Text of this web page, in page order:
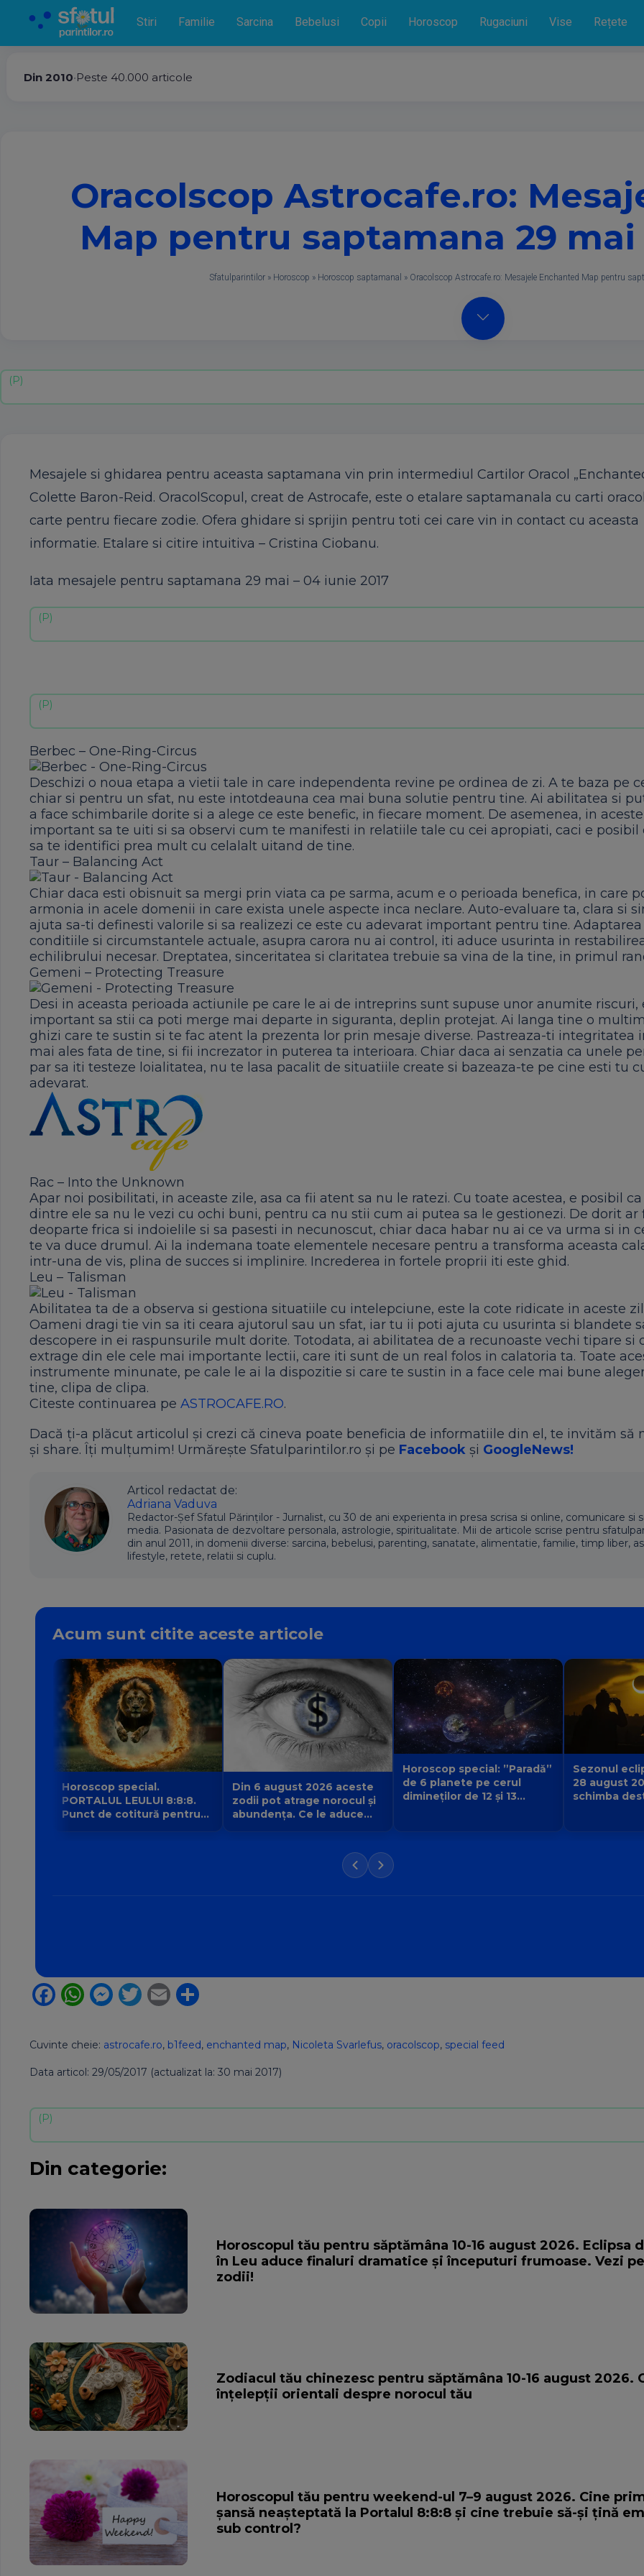
Stiri Familie Sarcina Bebelusi Copii Horoscop Rugaciuni Vise Rețete
Din 2010•Peste 40.000 articole
Oracolscop Astrocafe.ro:
Map pentru saptamana 29 mai
Sfatulparintilor » Horoscop » Horoscop saptamanal » Oracolscop Astrocafe.ro: Mesajele Enchanted Map pentru
Mesajele si ghidarea pentru aceasta saptamana vin prin intermediul Cartilor Oracol
Colette Baron-Reid. OracolScopul, creat de Astrocafe, este o etalare saptamanala cu carti
carte pentru fiecare zodie. Ofera ghidare si sprijin pentru toti cei care vin in contact cu aceasta
informatie. Etalare si citire intuitiva – Cristina Ciobanu.
Iata mesajele pentru saptamana 29 mai – 04 iunie 2017
Berbec – One-Ring-Circus
Deschizi o noua etapa a vietii tale in care independenta revine pe ordinea de zi. A te baza pe
chiar si pentru un sfat, nu este intotdeauna cea mai buna solutie pentru tine. Ai abilitatea si
a face schimbarile dorite si a alege ce este benefic, in fiecare moment. De asemenea, in
important sa te uiti si sa observi cum te manifesti in relatiile tale cu cei apropiati, caci e posibil
sa te identifici prea mult cu celalalt uitand de tine.
Taur – Balancing Act
Chiar daca esti obisnuit sa mergi prin viata ca pe sarma, acum e o perioada benefica, in care
armonia in acele domenii in care exista unele aspecte inca neclare. Auto-evaluare ta, clara si
ajuta sa-ti definesti valorile si sa realizezi ce este cu adevarat important pentru tine. Adaptarea
conditiile si circumstantele actuale, asupra carora nu ai control, iti aduce usurinta in
echilibrului necesar. Dreptatea, sinceritatea si claritatea trebuie sa vina de la tine, in primul
Gemeni – Protecting Treasure
Desi in aceasta perioada actiunile pe care le ai de intreprins sunt supuse unor anumite riscuri,
important sa stii ca poti merge mai departe in siguranta, deplin protejat. Ai langa tine o
ghizi care te sustin si te fac atent la prezenta lor prin mesaje diverse. Pastreaza-ti integritatea
mai ales fata de tine, si fii increzator in puterea ta interioara. Chiar daca ai senzatia ca unele
par sa iti testeze loialitatea, nu te lasa pacalit de situatiile create si bazeaza-te pe cine esti tu
adevarat.
Rac – Into the Unknown
Apar noi posibilitati, in aceaste zile, asa ca fii atent sa nu le ratezi. Cu toate acestea, e posibil
dintre ele sa nu le vezi cu ochi buni, pentru ca nu stii cum ai putea sa le gestionezi. De dorit ar
deoparte frica si indoielile si sa pasesti in necunoscut, chiar daca habar nu ai ce va urma si in
te va duce drumul. Ai la indemana toate elementele necesare pentru a transforma aceasta
intr-una de vis, plina de succes si implinire. Increderea in fortele proprii iti este ghid.
Leu – Talisman
Abilitatea ta de a observa si gestiona situatiile cu intelepciune, este la cote ridicate in aceste
Oameni dragi tie vin sa iti ceara ajutorul sau un sfat, iar tu ii poti ajuta cu usurinta si blandete
descopere in ei raspunsurile mult dorite. Totodata, ai abilitatea de a recunoaste vechi tipare si
extrage din ele cele mai importante lectii, care iti sunt de un real folos in calatoria ta. Toate
instrumente minunate, pe cale le ai la dispozitie si care te sustin in a face cele mai bune
tine, clipa de clipa.
Citeste continuarea pe ASTROCAFE.RO.
Dacă ți-a plăcut articolul și crezi că cineva poate beneficia de informatiile din el, te invităm să
și share. Îți mulțumim! Urmărește Sfatulparintilor.ro și pe Facebook și GoogleNews!
Articol redactat de:
Adriana Vaduva
Redactor-Șef Sfatul Părinților - Jurnalist, cu 30 de ani experienta in presa scrisa si online, comunicare si
media. Pasionata de dezvoltare personala, astrologie, spiritualitate. Mii de articole scrise pentru
din anul 2011, in domenii diverse: sarcina, bebelusi, parenting, sanatate, alimentatie, familie, timp liber,
lifestyle, retete, relatii si cuplu.
Acum sunt citite aceste articole
Horoscop special.
PORTALUL LEULUI 8:8:8.
Punct de cotitură pentru
Din 6 august 2026 aceste
zodii pot atrage norocul și
abundența. Ce le aduce
Horoscop special: ”Paradă”
de 6 planete pe cerul
dimineților de 12 și 13
Sezonul
28 august
schimba
Facebook
WhatsApp
Messenger
Twitter
Email
Cuvinte cheie: astrocafe.ro, b1feed, enchanted map, Nicoleta Svarlefus, oracolscop, special feed
Data articol: 29/05/2017 (actualizat la: 30 mai 2017)
Din categorie:
Horoscopul tău pentru săptămâna 10-16 august 2026. Eclipsa
în Leu aduce finaluri dramatice și începuturi frumoase. Vezi
zodii!
Zodiacul tău chinezesc pentru săptămâna 10-16 august 2026.
înțelepții orientali despre norocul tău
Horoscopul tău pentru weekend-ul 7–9 august 2026. Cine
șansă neașteptată la Portalul 8:8:8 și cine trebuie să-și țină
sub control?